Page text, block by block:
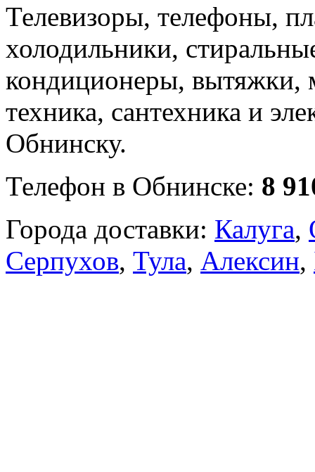
Телевизоры, телефоны,
холодильники,
кондиционеры, вытяжки,
техника, сантехника и
Обнинску.
Телефон в Обнинске: 8
Города доставки: Калуга,
Серпухов, Тула, Алексин,